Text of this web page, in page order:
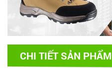
CHI TIẾT SẢN PHẨM